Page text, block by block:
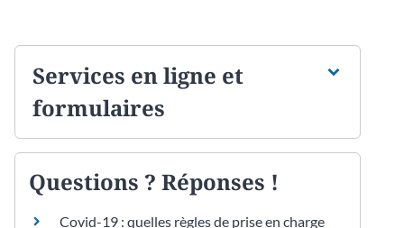
Services en ligne et
formulaires
Questions ? Réponses !
Covid-19 : quelles règles de prise en charge